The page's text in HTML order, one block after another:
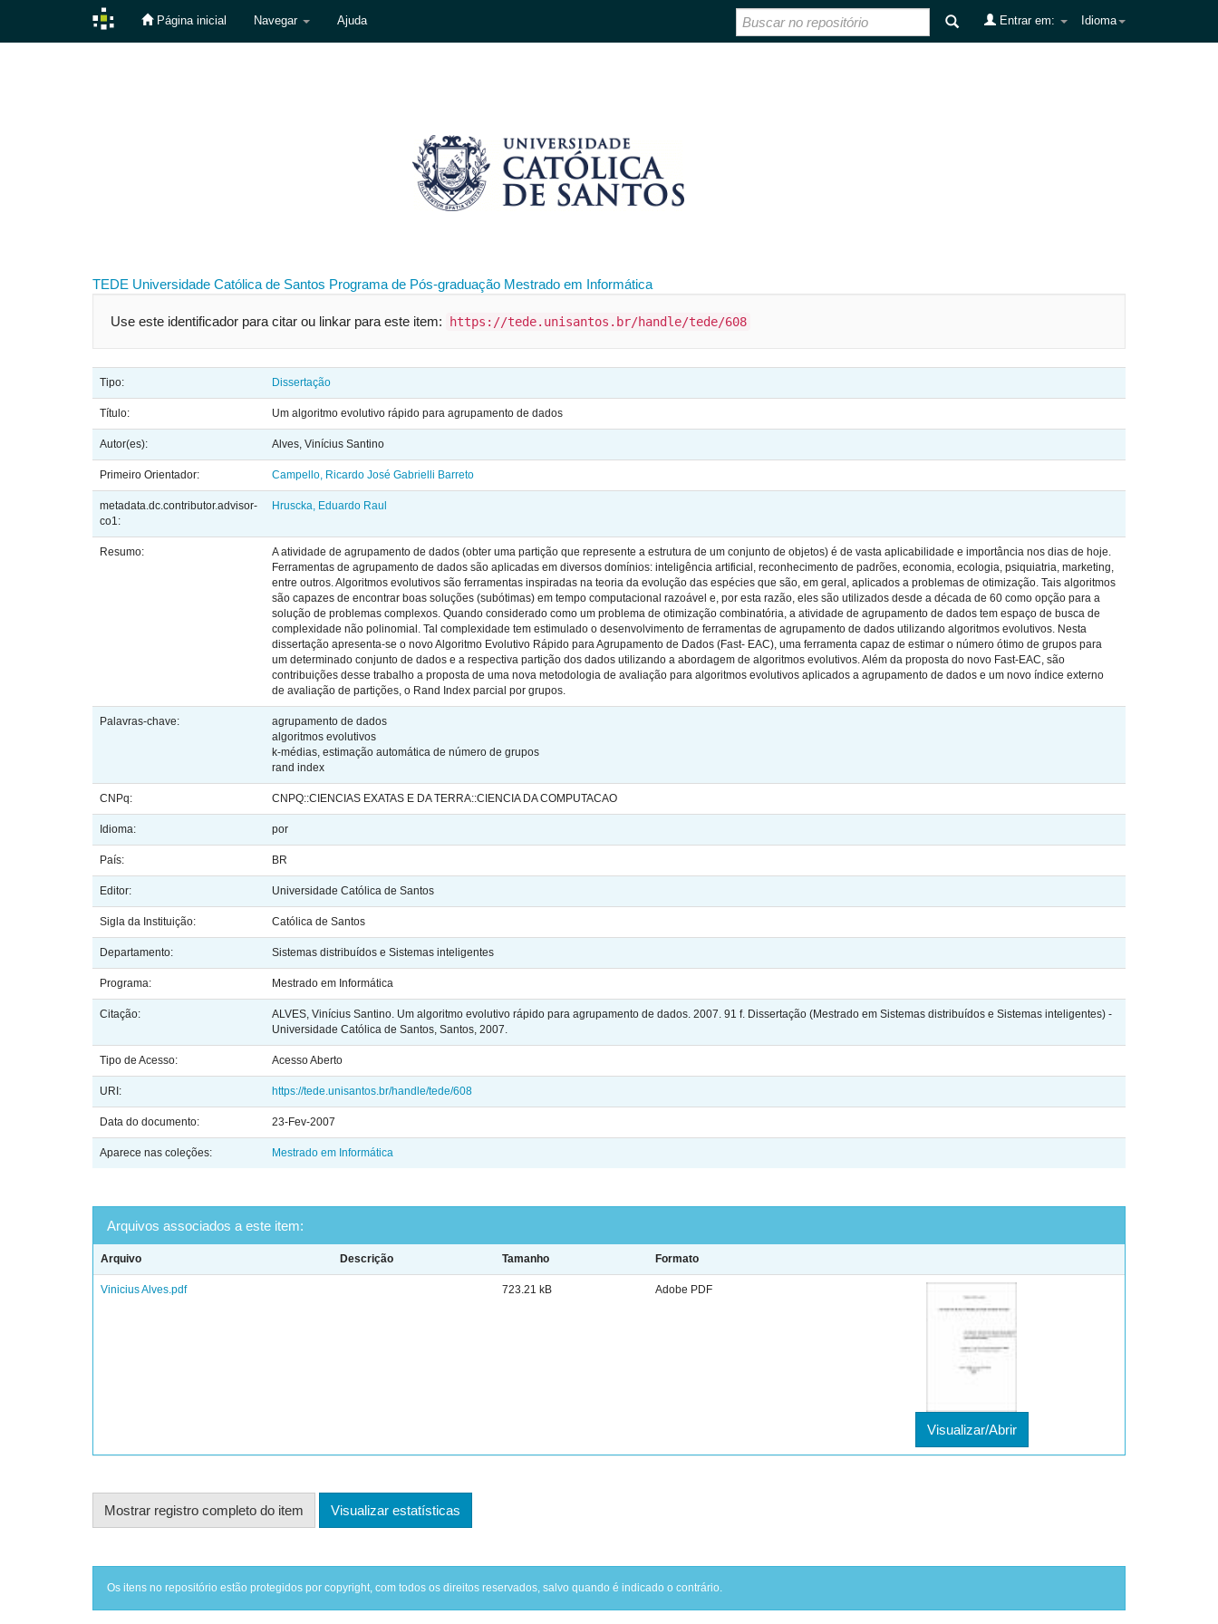
Página inicial Navegar Ajuda Idioma
Entrar em:
TEDE Universidade Católica de Santos Programa de Pós-graduação Mestrado em Informática
Use este identificador para citar ou linkar para este item: https://tede.unisantos.br/handle/tede/608
Tipo: Dissertação
Título: Um algoritmo evolutivo rápido para agrupamento de dados
Autor(es): Alves, Vinícius Santino
Primeiro Orientador: Campello, Ricardo José Gabrielli Barreto
metadata.dc.contributor.advisor-
co1:
Hruscka, Eduardo Raul
Resumo:
A atividade de agrupamento de dados (obter uma partição que represente a estrutura de um conjunto de objetos) é de vasta aplicabilidade e importância nos dias de hoje.
Ferramentas de agrupamento de dados são aplicadas em diversos domínios: inteligência artificial, reconhecimento de padrões, economia, ecologia, psiquiatria, marketing,
entre outros. Algoritmos evolutivos são ferramentas inspiradas na teoria da evolução das espécies que são, em geral, aplicados a problemas de otimização. Tais algoritmos
são capazes de encontrar boas soluções (subótimas) em tempo computacional razoável e, por esta razão, eles são utilizados desde a década de 60 como opção para a
solução de problemas complexos. Quando considerado como um problema de otimização combinatória, a atividade de agrupamento de dados tem espaço de busca de
complexidade não polinomial. Tal complexidade tem estimulado o desenvolvimento de ferramentas de agrupamento de dados utilizando algoritmos evolutivos. Nesta
dissertação apresenta-se o novo Algoritmo Evolutivo Rápido para Agrupamento de Dados (Fast- EAC), uma ferramenta capaz de estimar o número ótimo de grupos para
um determinado conjunto de dados e a respectiva partição dos dados utilizando a abordagem de algoritmos evolutivos. Além da proposta do novo Fast-EAC, são
contribuições desse trabalho a proposta de uma nova metodologia de avaliação para algoritmos evolutivos aplicados a agrupamento de dados e um novo índice externo
de avaliação de partições, o Rand Index parcial por grupos.
Palavras-chave:
agrupamento de dados
algoritmos evolutivos
k-médias, estimação automática de número de grupos
rand index
CNPq: CNPQ::CIENCIAS EXATAS E DA TERRA::CIENCIA DA COMPUTACAO
Idioma: por
País: BR
Editor: Universidade Católica de Santos
Sigla da Instituição: Católica de Santos
Departamento: Sistemas distribuídos e Sistemas inteligentes
Programa: Mestrado em Informática
Citação:
ALVES, Vinícius Santino. Um algoritmo evolutivo rápido para agrupamento de dados. 2007. 91 f. Dissertação (Mestrado em Sistemas distribuídos e Sistemas inteligentes) -
Universidade Católica de Santos, Santos, 2007.
Tipo de Acesso: Acesso Aberto
URI: https://tede.unisantos.br/handle/tede/608
Data do documento: 23-Fev-2007
Aparece nas coleções: Mestrado em Informática
Arquivos associados a este item:
Arquivo Descrição Tamanho Formato
Vinicius Alves.pdf 723.21 kB Adobe PDF
Visualizar/Abrir
Mostrar registro completo do item Visualizar estatísticas
Os itens no repositório estão protegidos por copyright, com todos os direitos reservados, salvo quando é indicado o contrário.